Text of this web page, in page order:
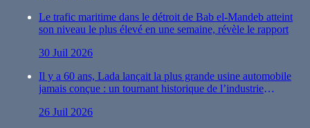
Le trafic maritime dans le détroit de Bab el-Mandeb atteint
son niveau le plus élevé en une semaine, révèle le rapport
30 Juil 2026
Il y a 60 ans, Lada lançait la plus grande usine automobile
jamais conçue : un tournant historique de l’industrie
26 Juil 2026